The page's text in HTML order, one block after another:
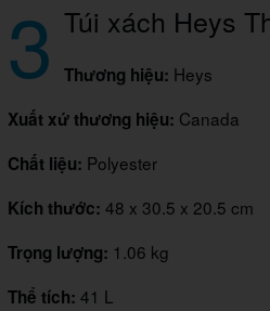
3 Túi xách Heys
Thương hiệu: Heys
Xuất xứ thương hiệu: Canada
Chất liệu: Polyester
Kích thước: 48 x 30.5 x 20.5 cm
Trọng lượng: 1.06 kg
Thể tích: 41 L